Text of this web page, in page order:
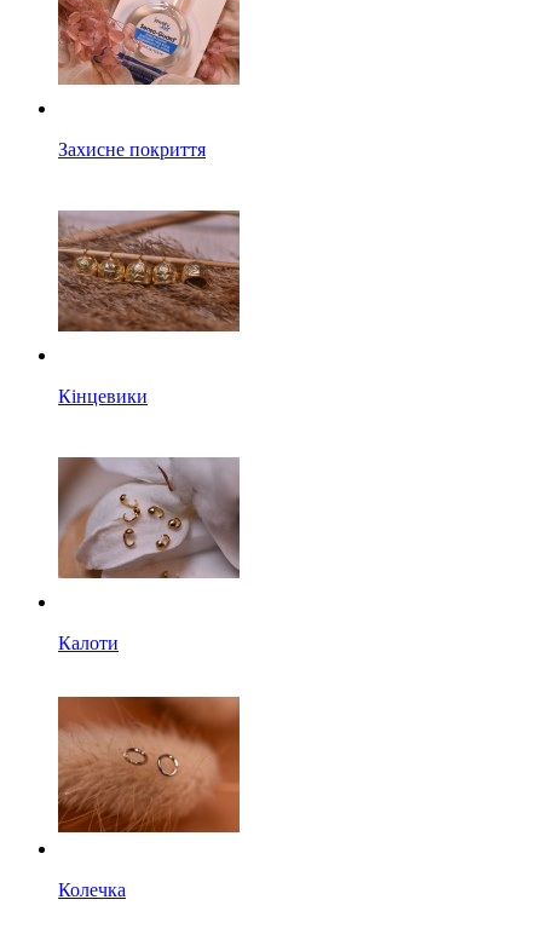
Захисне покриття
Кінцевики
Калоти
Колечка